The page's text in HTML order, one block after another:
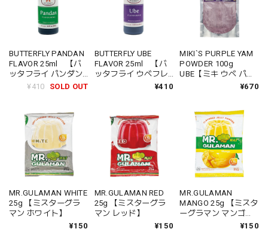
BUTTERFLY PANDAN
FLAVOR 25ml 【バ
ッタフライ パンダン
フレーバー】
¥410 SOLD OUT
BUTTERFLY UBE
FLAVOR 25ml 【バ
ッタフライ ウベフレ
¥410
MIKI`S PURPLE YAM
POWDER 100g
UBE【ミキ ウベ パウ
¥670
MR.GULAMAN WHITE
25g 【ミスターグラ
マン ホワイト】
¥150
MR.GULAMAN RED
25g 【ミスターグラ
マン レッド】
¥150
MR.GULAMAN
MANGO 25g 【ミスタ
ーグラマン マンゴ
¥150